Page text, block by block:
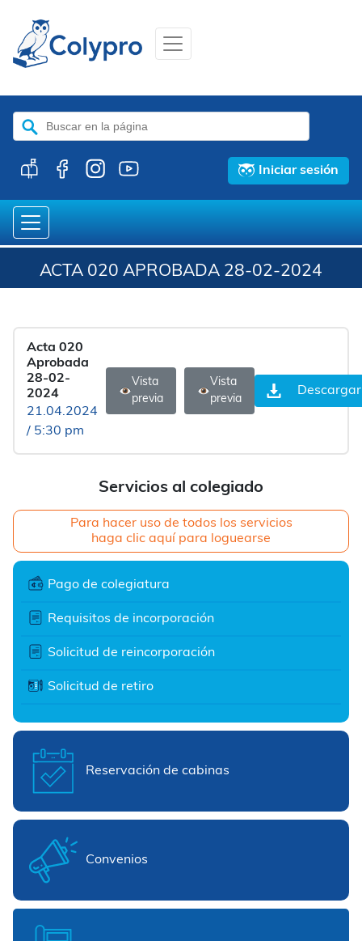
Buscar:
Iniciar sesión
ACTA 020 APROBADA 28-02-2024
Servicios al colegiado
Para hacer uso de todos los servicios
haga clic aquí para loguearse
Pago de colegiatura
Requisitos de incorporación
Solicitud de reincorporación
Solicitud de retiro
Reservación de cabinas
Convenios
Acta 020
Aprobada
28-02-
2024
21.04.2024
/ 5:30 pm
Vista
previa
Vista
previa
Descargar